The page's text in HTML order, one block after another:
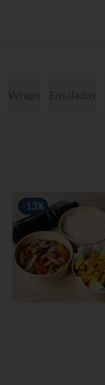
Wraps Ensaladas
-13%